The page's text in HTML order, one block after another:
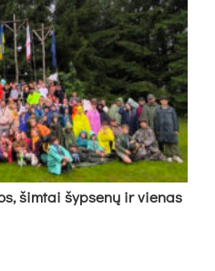
šim­tai šyp­se­nų ir vie­nas